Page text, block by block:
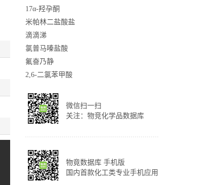
17α-羟孕酮
米帕林二盐酸盐
滴滴涕
氯普马嗪盐酸
氟奋乃静
2,6-二氯苯甲酸
微信扫一扫
关注：物竞化学品数据库
物竟数据库 手机版
国内首款化工类专业手机应用